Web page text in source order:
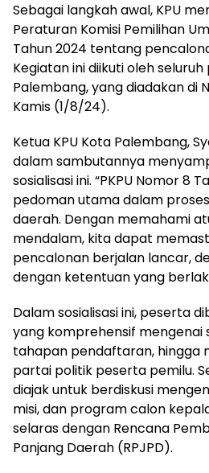
Sebagai langkah awal, KPU
Peraturan Komisi Pemilihan
Tahun 2024 tentang
Kegiatan ini diikuti oleh
Palembang, yang diadakan di
Kamis (1/8/24).
Ketua KPU Kota Palembang,
dalam sambutannya
sosialisasi ini. “PKPU Nomor 8
pedoman utama dalam
daerah. Dengan memahami
mendalam, kita dapat
pencalonan berjalan lancar,
dengan ketentuan yang
Dalam sosialisasi ini, peserta
yang komprehensif mengenai
tahapan pendaftaran, hingga
partai politik peserta pemilu.
diajak untuk berdiskusi
misi, dan program calon
selaras dengan Rencana
Panjang Daerah (RPJPD).